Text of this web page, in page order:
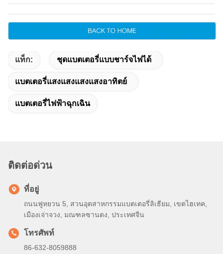
แท็ก: ชุดแบตเตอรี่แบบชาร์จไฟได้
แบตเตอรี่แสงแสงแสงแสงอาทิตย์
แบตเตอรี่ไฟฟ้าฉุกเฉิน
ติดต่อด่วน
ที่อยู่
ถนนฟูหยวน 5, สวนอุตสาหกรรมแบตเตอรี่ลิเธียม, เขตไฮเทค,
เมืองเจ่าจวง, มณฑลซานตง, ประเทศจีน
โทรศัพท์
86-632-8059888